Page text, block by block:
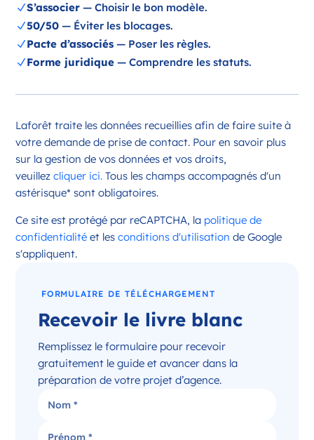
NS’associer — Choisir le bon modèle.
N50/50 — Éviter les blocages.
NPacte d’associés — Poser les règles.
NForme juridique — Comprendre les statuts.
Laforêt traite les données recueillies afin de faire suite à
votre demande de prise de contact. Pour en savoir plus
sur la gestion de vos données et vos droits,
veuillez cliquer ici. Tous les champs accompagnés d'un
astérisque* sont obligatoires.
Ce site est protégé par reCAPTCHA, la politique de
confidentialité et les conditions d'utilisation de Google
s'appliquent.
FORMULAIRE DE TÉLÉCHARGEMENT
Recevoir le livre blanc
Remplissez le formulaire pour recevoir
gratuitement le guide et avancer dans la
préparation de votre projet d’agence.